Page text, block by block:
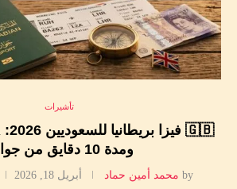
تأشيرات
ومدة 10 دقايق من جوالك
by محمد أمين حماد أبريل 18, 2026